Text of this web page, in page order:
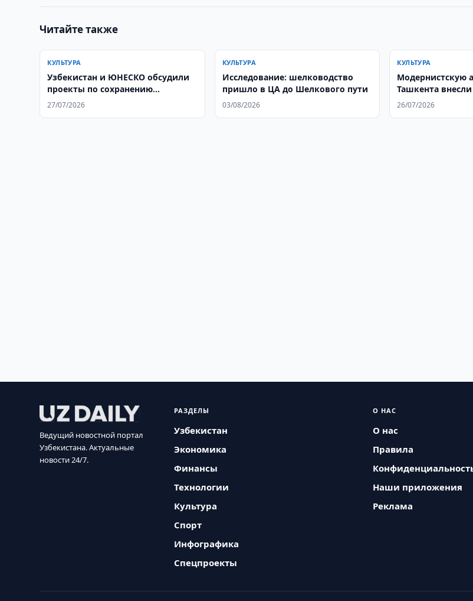
Читайте также
КУЛЬТУРА
Узбекистан и ЮНЕСКО обсудили
проекты по сохранению
культурного наследия
27/07/2026
КУЛЬТУРА
Исследование: шелководство
пришло в ЦА до Шелкового пути
03/08/2026
КУЛЬТУРА
Модернистскую
Ташкента
ЮНЕСКО
26/07/2026
Ведущий новостной портал
Узбекистана. Актуальные
новости 24/7.
РАЗДЕЛЫ
Узбекистан
Экономика
Финансы
Технологии
Культура
Спорт
Инфографика
Спецпроекты
О НАС
О нас
Правила
Наши приложения
Реклама